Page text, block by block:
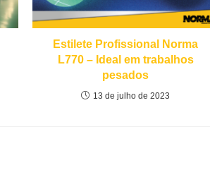
Estilete Profissional Norma
L770 – Ideal em trabalhos
pesados
13 de julho de 2023